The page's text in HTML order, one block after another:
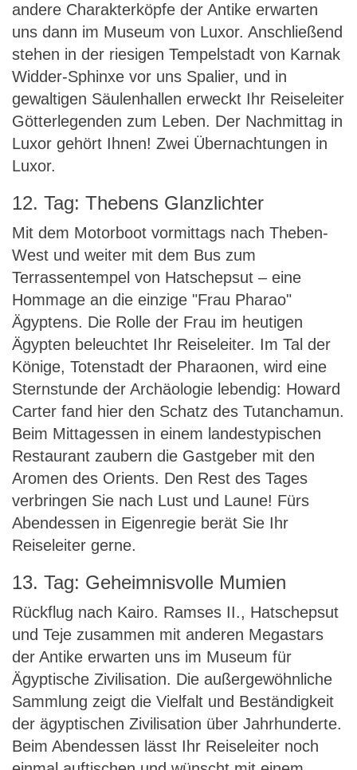
andere Charakterköpfe der Antike erwarten
uns dann im Museum von Luxor. Anschließend
stehen in der riesigen Tempelstadt von Karnak
Widder-Sphinxe vor uns Spalier, und in
gewaltigen Säulenhallen erweckt Ihr Reiseleiter
Götterlegenden zum Leben. Der Nachmittag in
Luxor gehört Ihnen! Zwei Übernachtungen in
Luxor.
12. Tag: Thebens Glanzlichter
Mit dem Motorboot vormittags nach Theben-
West und weiter mit dem Bus zum
Terrassentempel von Hatschepsut – eine
Hommage an die einzige "Frau Pharao"
Ägyptens. Die Rolle der Frau im heutigen
Ägypten beleuchtet Ihr Reiseleiter. Im Tal der
Könige, Totenstadt der Pharaonen, wird eine
Sternstunde der Archäologie lebendig: Howard
Carter fand hier den Schatz des Tutanchamun.
Beim Mittagessen in einem landestypischen
Restaurant zaubern die Gastgeber mit den
Aromen des Orients. Den Rest des Tages
verbringen Sie nach Lust und Laune! Fürs
Abendessen in Eigenregie berät Sie Ihr
Reiseleiter gerne.
13. Tag: Geheimnisvolle Mumien
Rückflug nach Kairo. Ramses II., Hatschepsut
und Teje zusammen mit anderen Megastars
der Antike erwarten uns im Museum für
Ägyptische Zivilisation. Die außergewöhnliche
Sammlung zeigt die Vielfalt und Beständigkeit
der ägyptischen Zivilisation über Jahrhunderte.
Beim Abendessen lässt Ihr Reiseleiter noch